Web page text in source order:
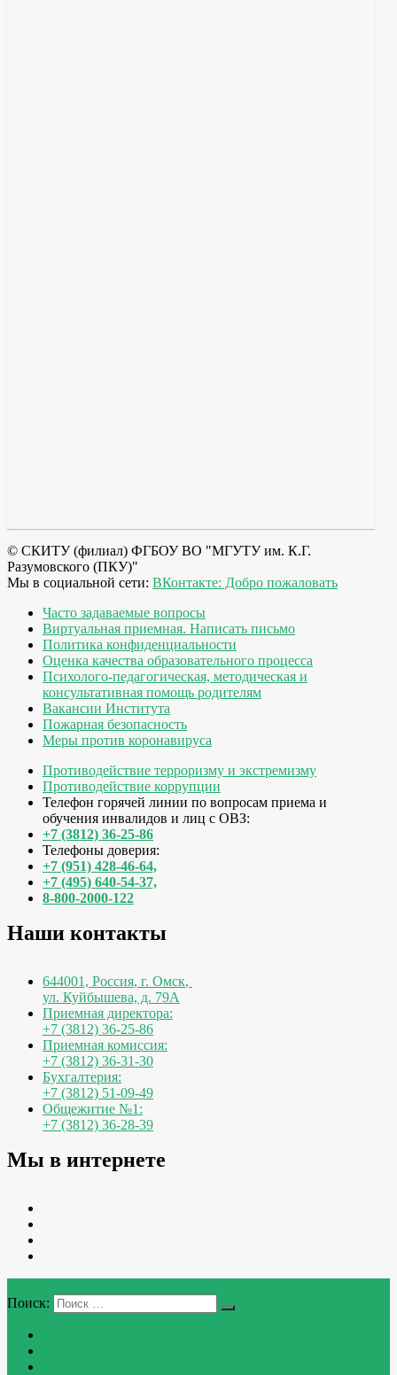
© СКИТУ (филиал) ФГБОУ ВО "МГУТУ им. К.Г.
Разумовского (ПКУ)"
Мы в социальной сети: ВКонтакте: Добро пожаловать
Часто задаваемые вопросы
Виртуальная приемная. Написать письмо
Политика конфиденциальности
Оценка качества образовательного процесса
Психолого-педагогическая, методическая и
консультативная помощь родителям
Вакансии Института
Пожарная безопасность
Меры против коронавируса
Противодействие терроризму и экстремизму
Противодействие коррупции
Телефон горячей линии по вопросам приема и
обучения инвалидов и лиц с ОВЗ:
+7 (3812) 36-25-86
Телефоны доверия:
+7 (951) 428-46-64,
+7 (495) 640-54-37,
8-800-2000-122
Наши контакты
644001, Россия, г. Омск,
ул. Куйбышева, д. 79А
Приемная директора:
+7 (3812) 36-25-86
Приемная комиссия:
+7 (3812) 36-31-30
Бухгалтерия:
+7 (3812) 51-09-49
Общежитие №1:
+7 (3812) 36-28-39
Мы в интернете
Поиск: